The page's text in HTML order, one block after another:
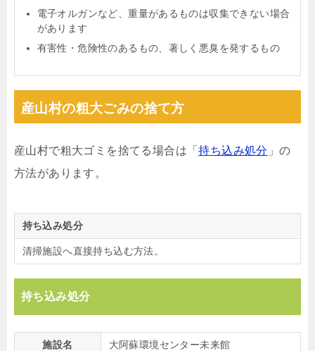
電子オルガンなど、重量があるものは収集できない場合
があります
有害性・危険性のあるもの、著しく悪臭を発するもの
産山村の粗大ごみの捨て方
産山村で粗大ゴミを捨てる場合は「持ち込み処分 」の
方法があります。
持ち込み処分
清掃施設へ直接持ち込む方法。
持ち込み処分
施設名 大阿蘇環境センター未来館